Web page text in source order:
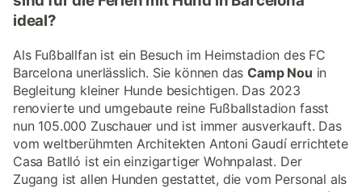
ideal?
Als Fußballfan ist ein Besuch im Heimstadion des FC
Barcelona unerlässlich. Sie können dasCamp Nou in
Begleitung kleiner Hunde besichtigen. Das 2023
renovierte und umgebaute reine Fußballstadion fasst
nun 105.000 Zuschauer und ist immer ausverkauft. Das
vom weltberühmten Architekten Antoni Gaudí errichtete
Casa Batlló ist ein einzigartiger Wohnpalast. Der
Zugang ist allen Hunden gestattet, die vom Personal als